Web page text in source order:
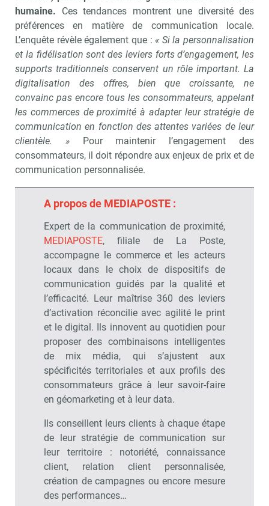
humaine. Ces tendances montrent une diversité des
préférences en matière de communication locale.
L’enquête révèle également que : « Si la personnalisation
et la fidélisation sont des leviers forts d’engagement, les
supports traditionnels conservent un rôle important. La
digitalisation des offres, bien que croissante, ne
convainc pas encore tous les consommateurs, appelant
les commerces de proximité à adapter leur stratégie de
communication en fonction des attentes variées de leur
clientèle. »Pour maintenir l’engagement des
consommateurs, il doit répondre aux enjeux de prix et de
communication personnalisée.
A propos de MEDIAPOSTE :
Expert de la communication de proximité,
MEDIAPOSTE, filiale de La Poste,
accompagne le commerce et les acteurs
locaux dans le choix de dispositifs de
communication guidés par la qualité et
l’efficacité. Leur maîtrise 360 des leviers
d’activation réconcilie avec agilité le print
et le digital. Ils innovent au quotidien pour
proposer des combinaisons intelligentes
de mix média, qui s’ajustent aux
spécificités territoriales et aux profils des
consommateurs grâce à leur savoir-faire
en géomarketing et à leur data.
Ils conseillent leurs clients à chaque étape
de leur stratégie de communication sur
leur territoire : notoriété, connaissance
client, relation client personnalisée,
création de campagnes ou encore mesure
des performances…